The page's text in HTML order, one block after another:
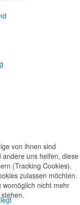
von ihnen sind
uns helfen, diese
(Tracking Cookies).
zulassen möchten.
womöglich nicht mehr